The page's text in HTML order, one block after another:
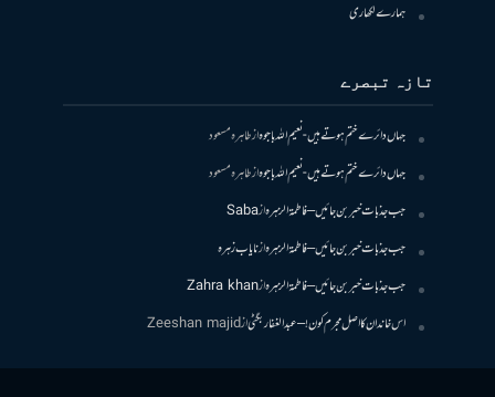
ہمارے لکھاری
تازہ تبصرے
جہاں دائرے ختم ہوتے ہیں- نعیم اللہ باجوہازطاہرہ مسعود
جہاں دائرے ختم ہوتے ہیں- نعیم اللہ باجوہازطاہرہ مسعود
جب جذبات خبر بن جائیں – فاطمۃالزہرہازSaba
جب جذبات خبر بن جائیں – فاطمۃالزہرہازنایاب زہرہ
جب جذبات خبر بن جائیں – فاطمۃالزہرہازZahra khan
اس خاندان کا اصل مجرم کون! – عبدالغفار بگٹیازZeeshan majid